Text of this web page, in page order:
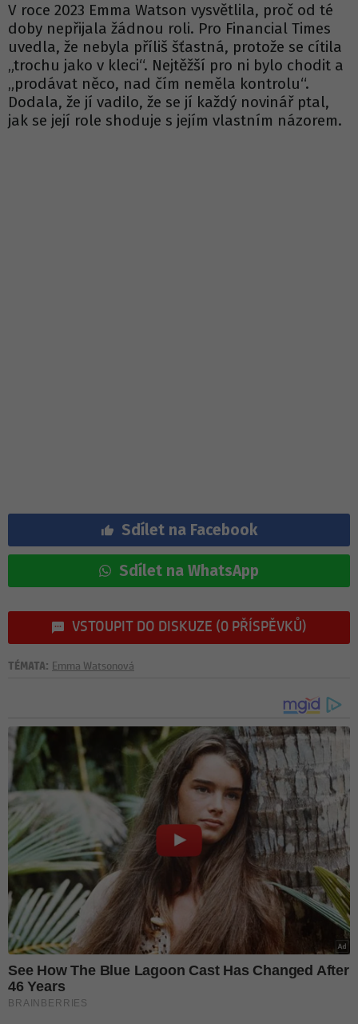
V roce 2023 Emma Watson vysvětlila, proč od té
doby nepřijala žádnou roli. Pro Financial Times
uvedla, že nebyla příliš šťastná, protože se cítila
„trochu jako v kleci“. Nejtěžší pro ni bylo chodit a
„prodávat něco, nad čím neměla kontrolu“.
Dodala, že jí vadilo, že se jí každý novinář ptal,
jak se její role shoduje s jejím vlastním názorem.
Sdílet na Facebook
Sdílet na WhatsApp
VSTOUPIT DO DISKUZE (0 PŘÍSPĚVKŮ)
TÉMATA: Emma Watsonová